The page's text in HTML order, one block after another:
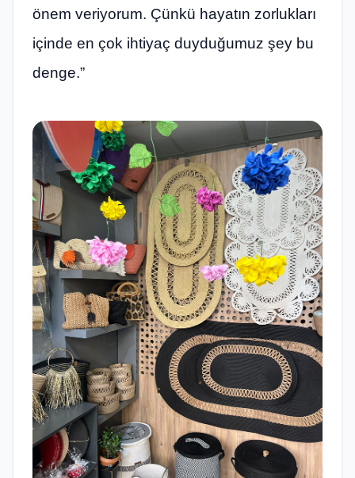
önem veriyorum. Çünkü hayatın zorlukları
içinde en çok ihtiyaç duyduğumuz şey bu
denge.”